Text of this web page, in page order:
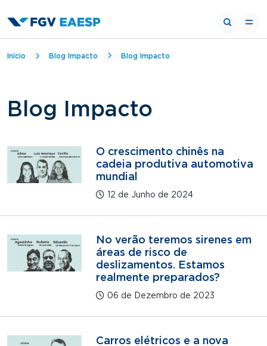
Trilha de navegação
Início Blog Impacto Blog Impacto
Blog Impacto
O crescimento chinês na
cadeia produtiva automotiva
mundial
12 de Junho de 2024
No verão teremos sirenes em
áreas de risco de
deslizamentos. Estamos
realmente preparados?
06 de Dezembro de 2023
Carros elétricos e a nova